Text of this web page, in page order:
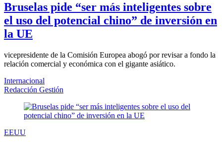
Bruselas pide “ser más inteligentes sobre
el uso del potencial chino” de inversión en
la UE
vicepresidente de la Comisión Europea abogó por revisar a fondo la
relación comercial y económica con el gigante asiático.
Internacional
Redacción Gestión
EEUU